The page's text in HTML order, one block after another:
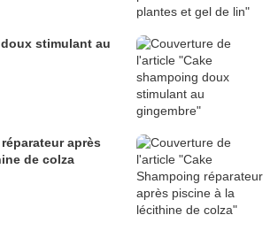
stimulant au
après
de colza